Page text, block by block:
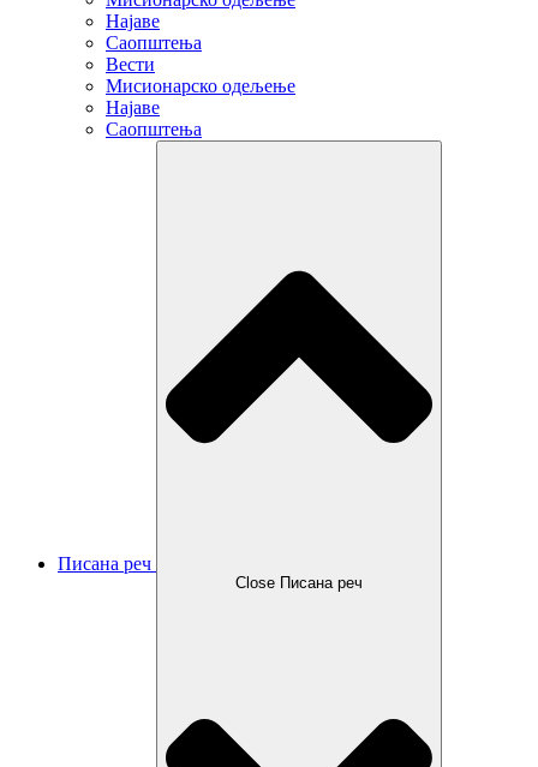
Најаве
Саопштења
Вести
Мисионарско одељење
Најаве
Саопштења
Писана реч
Close Писана реч